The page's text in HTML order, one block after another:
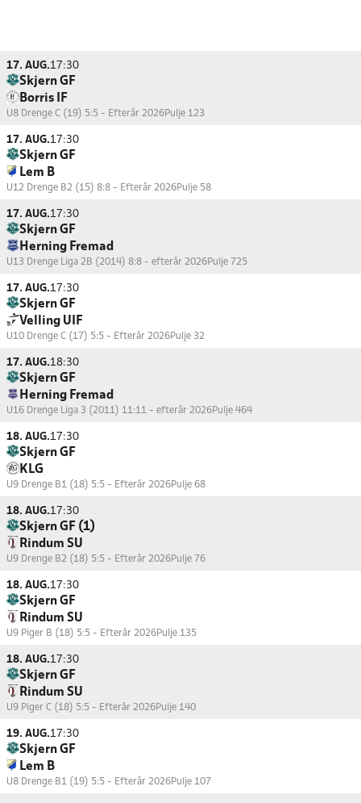
17. AUG.17:30
Skjern GF
Borris IF
U8 Drenge C (19) 5:5 - Efterår 2026Pulje 123
17. AUG.17:30
Skjern GF
Lem B
U12 Drenge B2 (15) 8:8 - Efterår 2026Pulje 58
17. AUG.17:30
Skjern GF
Herning Fremad
U13 Drenge Liga 2B (2014) 8:8 - efterår 2026Pulje 725
17. AUG.17:30
Skjern GF
Velling UIF
U10 Drenge C (17) 5:5 - Efterår 2026Pulje 32
17. AUG.18:30
Skjern GF
Herning Fremad
U16 Drenge Liga 3 (2011) 11:11 - efterår 2026Pulje 464
18. AUG.17:30
Skjern GF
KLG
U9 Drenge B1 (18) 5:5 - Efterår 2026Pulje 68
18. AUG.17:30
Skjern GF (1)
Rindum SU
U9 Drenge B2 (18) 5:5 - Efterår 2026Pulje 76
18. AUG.17:30
Skjern GF
Rindum SU
U9 Piger B (18) 5:5 - Efterår 2026Pulje 135
18. AUG.17:30
Skjern GF
Rindum SU
U9 Piger C (18) 5:5 - Efterår 2026Pulje 140
19. AUG.17:30
Skjern GF
Lem B
U8 Drenge B1 (19) 5:5 - Efterår 2026Pulje 107